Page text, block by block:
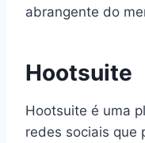
abrangente do
Hootsuite
Hootsuite é uma
redes sociais que